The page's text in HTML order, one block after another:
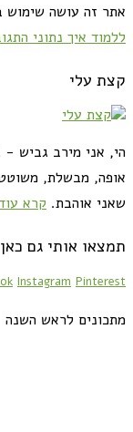
אתר זה עושה שימוש
ללמוד איך נתוני
קצת עלי
הי, אני מירב גביש -
אופה, מבשלת,
שאני אוהבת. קרא
תמצאו אותי גם כאן
Instagram Pinterest
מתכונים לראש השנה